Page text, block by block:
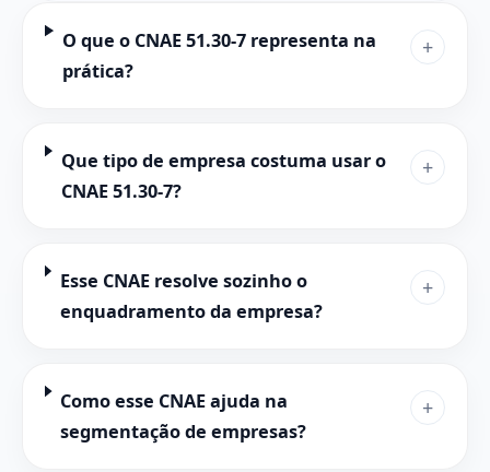
O que o CNAE 51.30-7 representa na
prática?
+
Que tipo de empresa costuma usar o
CNAE 51.30-7?
+
Esse CNAE resolve sozinho o
enquadramento da empresa?
+
Como esse CNAE ajuda na
segmentação de empresas?
+